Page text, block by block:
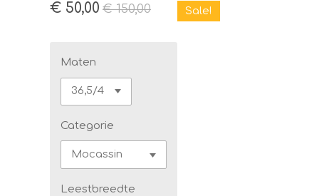
Sale!
€ 50,00 € 150,00
Maten
Categorie
Leestbreedte